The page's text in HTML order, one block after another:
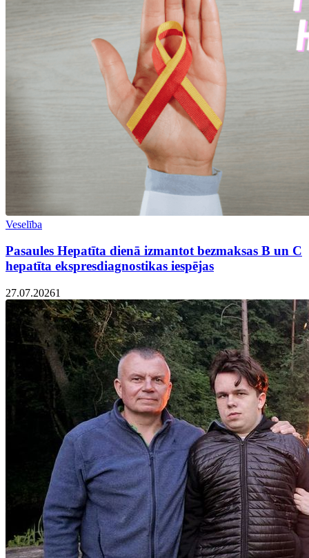
Veselība
Pasaules Hepatīta dienā izmantot bezmaksas B un C
hepatīta ekspresdiagnostikas iespējas
27.07.20261